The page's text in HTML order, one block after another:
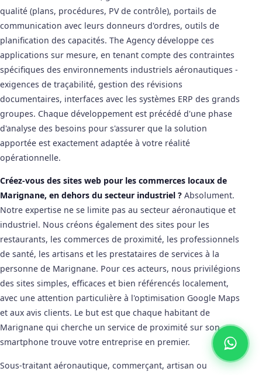
qualité (plans, procédures, PV de contrôle), portails de
communication avec leurs donneurs d'ordres, outils de
planification des capacités. The Agency développe ces
applications sur mesure, en tenant compte des contraintes
spécifiques des environnements industriels aéronautiques -
exigences de traçabilité, gestion des révisions
documentaires, interfaces avec les systèmes ERP des grands
groupes. Chaque développement est précédé d'une phase
d'analyse des besoins pour s'assurer que la solution
apportée est exactement adaptée à votre réalité
opérationnelle.
Créez-vous des sites web pour les commerces locaux de
Marignane, en dehors du secteur industriel ? Absolument.
Notre expertise ne se limite pas au secteur aéronautique et
industriel. Nous créons également des sites pour les
restaurants, les commerces de proximité, les professionnels
de santé, les artisans et les prestataires de services à la
personne de Marignane. Pour ces acteurs, nous privilégions
des sites simples, efficaces et bien référencés localement,
avec une attention particulière à l'optimisation Google Maps
et aux avis clients. Le but est que chaque habitant de
Marignane qui cherche un service de proximité sur son
smartphone trouve votre entreprise en premier.
Sous-traitant aéronautique, commerçant, artisan ou